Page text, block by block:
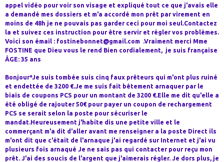
appel vidéo pour voir son visage et expliqué tout ce que j'avais elle
a demandé mes dossiers et m'a accordé mon prêt par virement en
moins de 48h je ne pouvais pas garder ceci pour moi seul.Contactez
la et suivez ces instruction pour être servir et régler vos problèmes.
Voici son émail : fostinebonnet@gmail.com .Vraiment merci Mme
FOSTINE que Dieu vous le rend Bien cordialement, je suis française
ÂGE: 35 ans
Bonjour*Je suis tombée suis cinq faux prêteurs qui m'ont plus ruiné
et endettée de 3200 €.Je me suis fait bêtement arnaquer par le
biais de coupons PCS pour un montant de 3200 €.Elle me dit qu'elle a
été obligé de rajouter 50€ pour payer un coupon de rechargement
PCS se serait selon la poste pour sécuriser le
mandat.Heureusement j'habite dis une petite ville et le
commerçant m'a dit d'aller avant me renseigner a la poste Direct ils
m'ont dit que c'était de l'arnaque j'ai regardé sur Internet et j'ai vu
plusieurs fois arnaqué Je ne sais pas qui contacter pour reçu mon
prêt. J'ai des soucis de l'argent que j'aimerais régler. Je dors plus, je